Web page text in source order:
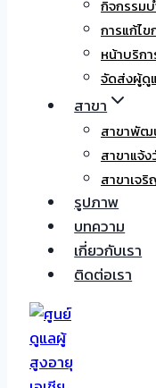
กิจกรรม
การแก้ไ
หน้าบริก
จัดส่งผู้ดู
สาขา
สาขาพัฒ
สาขาแจ้
สาขาเจ
รูปภาพ
บทความ
เกี่ยวกับเรา
ติดต่อเรา